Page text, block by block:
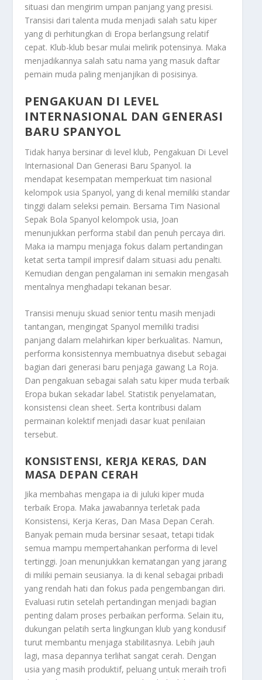
situasi dan mengirim umpan panjang yang presisi.
Transisi dari talenta muda menjadi salah satu kiper
yang di perhitungkan di Eropa berlangsung relatif
cepat. Klub-klub besar mulai melirik potensinya. Maka
menjadikannya salah satu nama yang masuk daftar
pemain muda paling menjanjikan di posisinya.
PENGAKUAN DI LEVEL
INTERNASIONAL DAN GENERASI
BARU SPANYOL
Tidak hanya bersinar di level klub, Pengakuan Di Level
Internasional Dan Generasi Baru Spanyol. Ia
mendapat kesempatan memperkuat tim nasional
kelompok usia Spanyol, yang di kenal memiliki standar
tinggi dalam seleksi pemain. Bersama Tim Nasional
Sepak Bola Spanyol kelompok usia, Joan
menunjukkan performa stabil dan penuh percaya diri.
Maka ia mampu menjaga fokus dalam pertandingan
ketat serta tampil impresif dalam situasi adu penalti.
Kemudian dengan pengalaman ini semakin mengasah
mentalnya menghadapi tekanan besar.
Transisi menuju skuad senior tentu masih menjadi
tantangan, mengingat Spanyol memiliki tradisi
panjang dalam melahirkan kiper berkualitas. Namun,
performa konsistennya membuatnya disebut sebagai
bagian dari generasi baru penjaga gawang La Roja.
Dan pengakuan sebagai salah satu kiper muda terbaik
Eropa bukan sekadar label. Statistik penyelamatan,
konsistensi clean sheet. Serta kontribusi dalam
permainan kolektif menjadi dasar kuat penilaian
tersebut.
KONSISTENSI, KERJA KERAS, DAN
MASA DEPAN CERAH
Jika membahas mengapa ia di juluki kiper muda
terbaik Eropa. Maka jawabannya terletak pada
Konsistensi, Kerja Keras, Dan Masa Depan Cerah.
Banyak pemain muda bersinar sesaat, tetapi tidak
semua mampu mempertahankan performa di level
tertinggi. Joan menunjukkan kematangan yang jarang
di miliki pemain seusianya. Ia di kenal sebagai pribadi
yang rendah hati dan fokus pada pengembangan diri.
Evaluasi rutin setelah pertandingan menjadi bagian
penting dalam proses perbaikan performa. Selain itu,
dukungan pelatih serta lingkungan klub yang kondusif
turut membantu menjaga stabilitasnya. Lebih jauh
lagi, masa depannya terlihat sangat cerah. Dengan
usia yang masih produktif, peluang untuk meraih trofi